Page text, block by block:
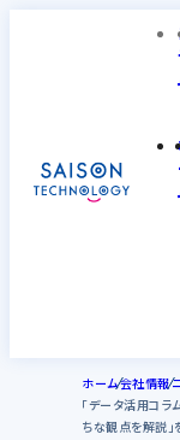
ホーム会社情報
「データ活用コ
ちな観点を解説」